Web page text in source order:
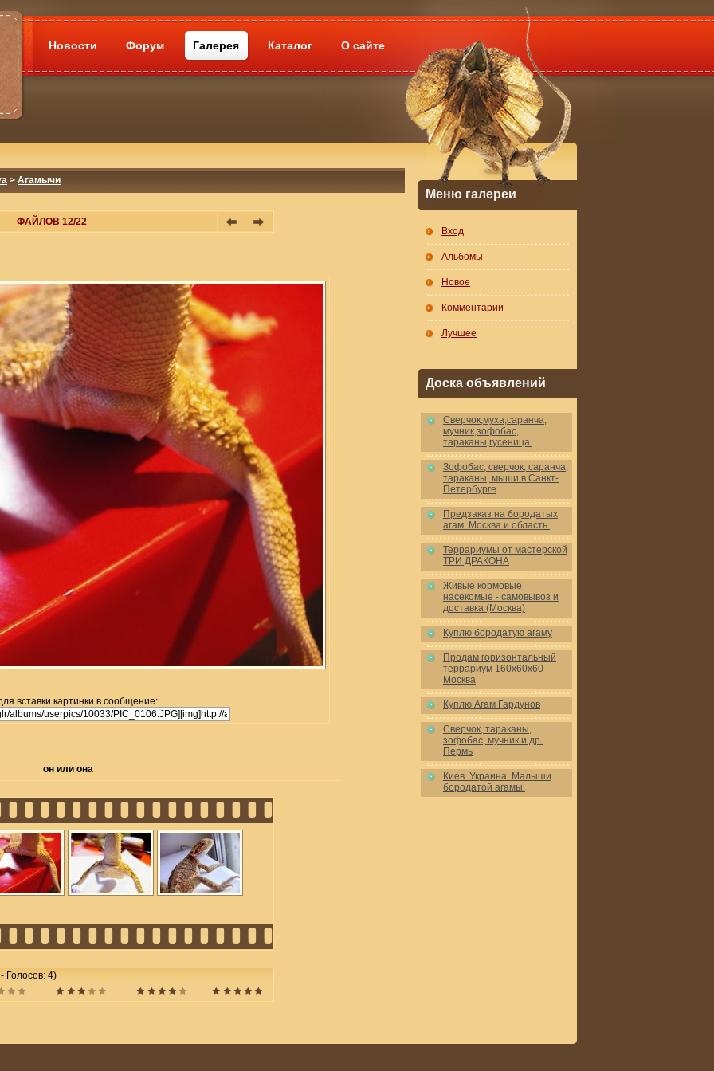
Новости Форум Галерея Каталог О сайте
> Агамычи
ФАЙЛОВ 12/22
вставки картинки в сообщение:
он или она
Голосов: 4)
Меню галереи
Вход
Альбомы
Новое
Комментарии
Лучшее
Доска объявлений
Cверчок,муха,саранча,
мучник,зофобас,
тараканы,гусеница.
Зофобас, сверчок, саранча,
тараканы, мыши в Санкт-
Петербурге
Предзаказ на бородатых
агам. Москва и область.
Террариумы от мастерской
ТРИ ДРАКОНА
Живые кормовые
насекомые - самовывоз и
доставка (Москва)
Куплю бородатую агаму
Продам горизонтальный
террариум 160x60x60
Москва
Куплю Агам Гардунов
Сверчок, тараканы,
зофобас, мучник и др.
Пермь
Киев. Украина. Малыши
бородатой агамы.